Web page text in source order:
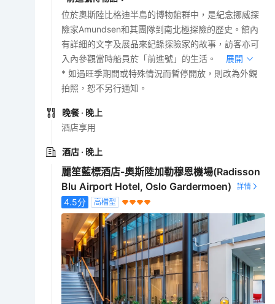
位於奧斯陸比格迪半島的博物館群中，是紀念挪威探
險家Amundsen和其團隊到南北極探險的歷史。館內
有詳細的文字及展品來紀錄探險家的故事，訪客亦可
入內參觀當時船員於「前進號」的生活。
展開
* 如遇旺季期間或特殊情況而暫停開放，則改為外觀
拍照，恕不另行通知。
晚餐 · 晚上
酒店享用
酒店 · 晚上
麗笙藍標酒店-奧斯陸加勒穆恩機場(Radisson
Blu Airport Hotel, Oslo Gardermoen)
4.5分 高檔型